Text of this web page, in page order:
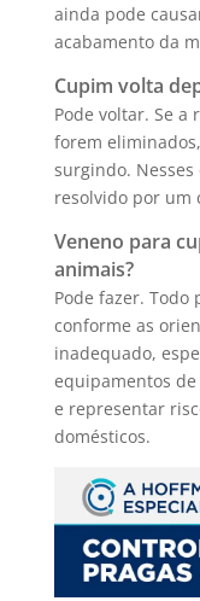
ainda pode
acabamento da
Cupim volta
Pode voltar. Se a
forem
surgindo. Nesses
resolvido por um
Veneno para
animais?
Pode fazer.
conforme as
inadequado,
equipamentos
e representar
domésticos.